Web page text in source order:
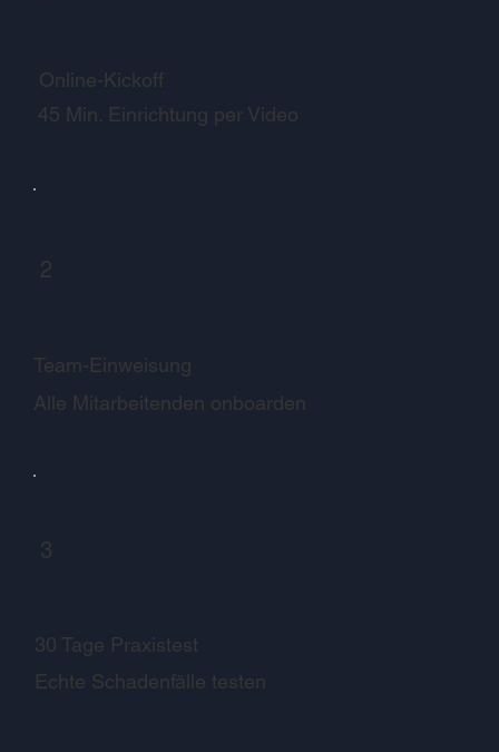
3
30 Tage Praxistest
Echte Schadenfälle testen
2
Team-Einweisung
Alle Mitarbeitenden onboarden
Online-Kickoff
45 Min. Einrichtung per Video